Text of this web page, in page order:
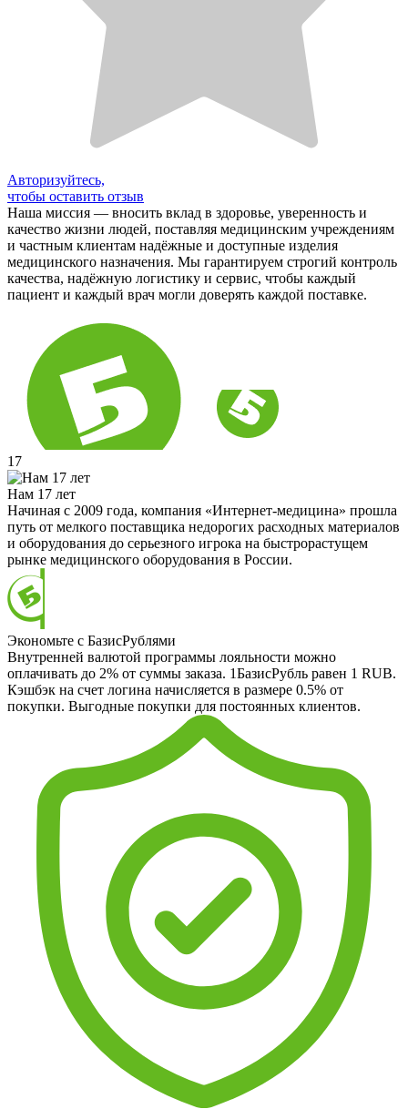
Авторизуйтесь,
чтобы оставить отзыв
Наша миссия — вносить вклад в здоровье, уверенность и
качество жизни людей, поставляя медицинским учреждениям
и частным клиентам надёжные и доступные изделия
медицинского назначения. Мы гарантируем строгий контроль
качества, надёжную логистику и сервис, чтобы каждый
пациент и каждый врач могли доверять каждой поставке.
17
Нам 17 лет
Начиная с 2009 года, компания «Интернет-медицина» прошла
путь от мелкого поставщика недорогих расходных материалов
и оборудования до серьезного игрока на быстрорастущем
рынке медицинского оборудования в России.
Экономьте с БазисРублями
Внутренней валютой программы лояльности можно
оплачивать до 2% от суммы заказа. 1БазисРубль равен 1 RUB.
Кэшбэк на счет логина начисляется в размере 0.5% от
покупки. Выгодные покупки для постоянных клиентов.